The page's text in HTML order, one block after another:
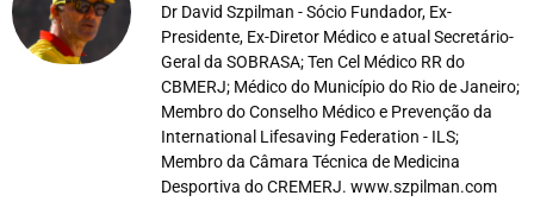
Dr David Szpilman - Sócio Fundador, Ex-
Presidente, Ex-Diretor Médico e atual Secretário-
Geral da SOBRASA; Ten Cel Médico RR do
CBMERJ; Médico do Município do Rio de Janeiro;
Membro do Conselho Médico e Prevenção da
International Lifesaving Federation - ILS;
Membro da Câmara Técnica de Medicina
Desportiva do CREMERJ. www.szpilman.com